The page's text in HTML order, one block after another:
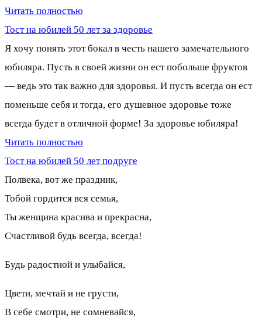
Читать полностью
Тост на юбилей 50 лет за здоровье
Я хочу понять этот бокал в честь нашего замечательного
юбиляра. Пусть в своей жизни он ест побольше фруктов
— ведь это так важно для здоровья. И пусть всегда он ест
поменьше себя и тогда, его душевное здоровье тоже
всегда будет в отличной форме! За здоровье юбиляра!
Читать полностью
Тост на юбилей 50 лет подруге
Полвека, вот же праздник,
Тобой гордится вся семья,
Ты женщина красива и прекрасна,
Счастливой будь всегда, всегда!
Будь радостной и улыбайся,
Цвети, мечтай и не грусти,
В себе смотри, не сомневайся,